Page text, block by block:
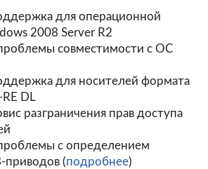
для операционной
2008 Server R2
совместимости с ОС
для носителей формата
DL
разграничения прав доступа
с определением
приводов (подробнее)